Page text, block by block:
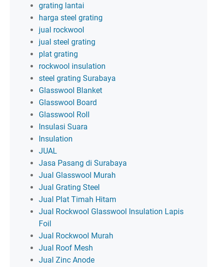
grating lantai
harga steel grating
jual rockwool
jual steel grating
plat grating
rockwool insulation
steel grating Surabaya
Glasswool Blanket
Glasswool Board
Glasswool Roll
Insulasi Suara
Insulation
JUAL
Jasa Pasang di Surabaya
Jual Glasswool Murah
Jual Grating Steel
Jual Plat Timah Hitam
Jual Rockwool Glasswool Insulation Lapis
Foil
Jual Rockwool Murah
Jual Roof Mesh
Jual Zinc Anode